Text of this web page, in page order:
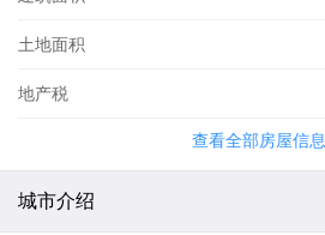
土地面积
地产税
查看全部房屋信息
城市介绍